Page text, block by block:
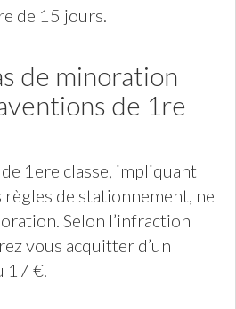
de 15 jours.
de minoration
de 1re
1ere classe, impliquant
de stationnement, ne
Selon l’infraction
vous acquitter d’un
17 €.